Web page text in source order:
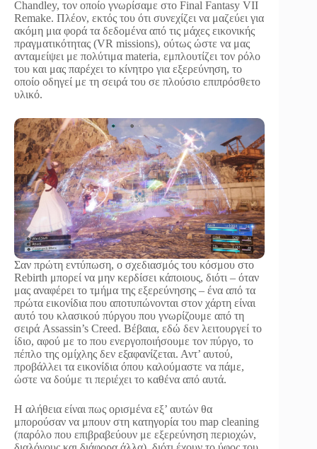
Chandley, τον οποίο γνωρίσαμε στο Final Fantasy VII
Remake. Πλέον, εκτός του ότι συνεχίζει να μαζεύει για
ακόμη μια φορά τα δεδομένα από τις μάχες εικονικής
πραγματικότητας (VR missions), ούτως ώστε να μας
ανταμείψει με πολύτιμα materia, εμπλουτίζει τον ρόλο
του και μας παρέχει το κίνητρο για εξερεύνηση, το
οποίο οδηγεί με τη σειρά του σε πλούσιο επιπρόσθετο
υλικό.
Σαν πρώτη εντύπωση, ο σχεδιασμός του κόσμου στο
Rebirth μπορεί να μην κερδίσει κάποιους, διότι – όταν
μας αναφέρει το τμήμα της εξερεύνησης – ένα από τα
πρώτα εικονίδια που αποτυπώνονται στον χάρτη είναι
αυτό του κλασικού πύργου που γνωρίζουμε από τη
σειρά Assassin’s Creed. Βέβαια, εδώ δεν λειτουργεί το
ίδιο, αφού με το που ενεργοποιήσουμε τον πύργο, το
πέπλο της ομίχλης δεν εξαφανίζεται. Αντ’ αυτού,
προβάλλει τα εικονίδια όπου καλούμαστε να πάμε,
ώστε να δούμε τι περιέχει το καθένα από αυτά.
Η αλήθεια είναι πως ορισμένα εξ’ αυτών θα
μπορούσαν να μπουν στη κατηγορία του map cleaning
(παρόλο που επιβραβεύουν με εξερεύνηση περιοχών,